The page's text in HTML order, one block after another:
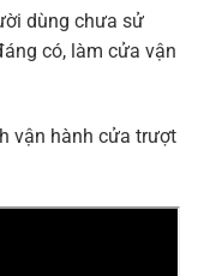
dùng chưa sử
có, làm cửa vận
vận hành cửa trượt